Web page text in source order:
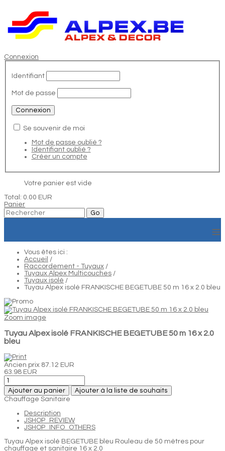
Connexion
Identifiant
Mot de passe
Se souvenir de moi
Mot de passe oublié ?
Identifiant oublié ?
Créer un compte
Votre panier est vide
Total: 0.00 EUR
Panier
≡
Vous êtes ici :
Accueil /
Raccordement - Tuyaux /
Tuyaux Alpex Multicouches /
Tuyaux isolé /
Tuyau Alpex isolé FRANKISCHE BEGETUBE 50 m 16 x 2.0 bleu
Zoom image
Tuyau Alpex isolé FRANKISCHE BEGETUBE 50 m 16 x 2.0
bleu
Ancien prix 87.12 EUR
63.98 EUR
Ajouter au panier
Ajouter à la liste de souhaits
Chauffage Sanitaire
Description
JSHOP_REVIEW
JSHOP_INFO_OTHERS
Tuyau Alpex isolé BEGETUBE bleu Rouleau de 50 mètres pour
chauffage et sanitaire 16 x 2.0